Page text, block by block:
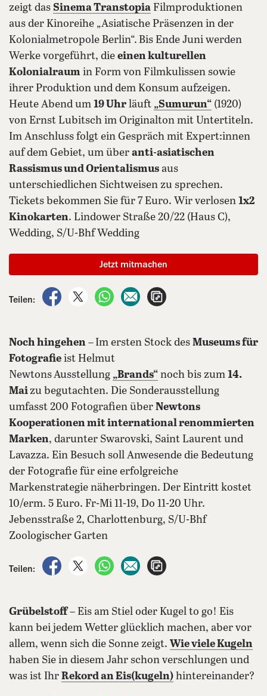
zeigt das Sinema Transtopia Filmproduktionen
aus der Kinoreihe „Asiatische Präsenzen in der
Kolonialmetropole Berlin“. Bis Ende Juni werden
Werke vorgeführt, die einen kulturellen
Kolonialraum in Form von Filmkulissen sowie
ihrer Produktion und dem Konsum aufzeigen.
Heute Abend um 19 Uhr läuft „Sumurun“ (1920)
von Ernst Lubitsch im Originalton mit Untertiteln.
Im Anschluss folgt ein Gespräch mit Expert:innen
auf dem Gebiet, um über anti-asiatischen
Rassismus und Orientalismus aus
unterschiedlichen Sichtweisen zu sprechen.
Tickets bekommen Sie für 7 Euro. Wir verlosen 1x2
Kinokarten. Lindower Straße 20/22 (Haus C),
Wedding, S/U-Bhf Wedding
Teilen:
auf Facebook teilen
auf X teilenper WhatsApp teilen
per E-Mail teilen
Jetzt mitmachen
Noch hingehen –Im ersten Stock des Museums für
Fotografie ist Helmut
NewtonsAusstellung „Brands“ noch bis zum 14.
Maizu begutachten. Die Sonderausstellung
umfasst 200 Fotografien über Newtons
Kooperationen mit international renommierten
Marken, darunter Swarovski, Saint Laurent und
Lavazza. Ein Besuch soll Anwesende die Bedeutung
der Fotografie für eine erfolgreiche
Markenstrategie näherbringen. Der Eintritt kostet
10/erm. 5 Euro. Fr-Mi 11-19, Do 11-20 Uhr.
Jebensstraße 2, Charlottenburg, S/U-Bhf
Zoologischer Garten
Teilen:
auf Facebook teilen
auf X teilenper WhatsApp teilen
per E-Mail teilen
Grübelstoff– Eis am Stiel oder Kugel to go! Eis
kann bei jedem Wetter glücklich machen, aber vor
allem, wenn sich die Sonne zeigt. Wie viele Kugeln
haben Sie in diesem Jahr schon verschlungen und
was ist Ihr Rekord an Eis(kugeln) hintereinander?